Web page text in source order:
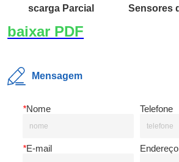
Parcial
Mensagem
*Nome Telefone
*E-mail Endereço